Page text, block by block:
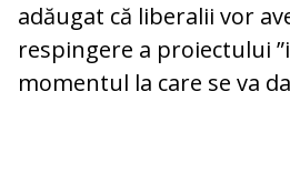
adăugat că liberalii vor
respingere a proiectului
momentul la care se va